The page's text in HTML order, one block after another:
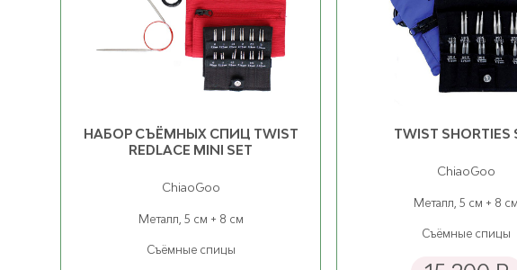
НАБОР СЪЁМНЫХ СПИЦ TWIST
REDLACE MINI SET
ChiaoGoo
Металл, 5 см + 8 см
Съёмные спицы
TWIST SHORTIES
ChiaoGoo
Металл, 5 см + 8 см
Съёмные спицы